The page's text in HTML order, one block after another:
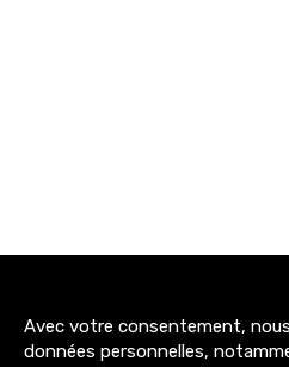
3200+
abonnés
Avec votre consentement,
données personnelles,